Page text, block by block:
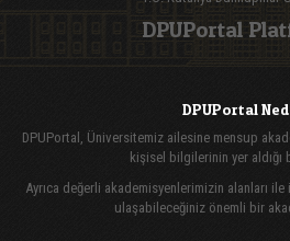
DPUPortal
DPUPortal
DPUPortal, Üniversitemiz ailesine mensup
kişisel bilgilerinin yer aldığı
Ayrıca değerli akademisyenlerimizin alanları
ulaşabileceğiniz önemli bir